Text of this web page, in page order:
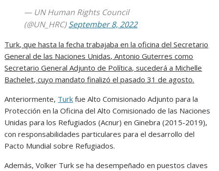
— UN Human Rights Council
(@UN_HRC)September 8, 2022
Turk, que hasta la fecha trabajaba en la oficina del Secretario
General de las Naciones Unidas, Antonio Guterres como
Secretario General Adjunto de Política, sucederá a Michelle
Bachelet, cuyo mandato finalizó el pasado 31 de agosto.
Anteriormente, Turk fue Alto Comisionado Adjunto para la
Protección en la Oficina del Alto Comisionado de las Naciones
Unidas para los Refugiados (Acnur) en Ginebra (2015-2019),
con responsabilidades particulares para el desarrollo del
Pacto Mundial sobre Refugiados.
Además, Volker Turk se ha desempeñado en puestos claves